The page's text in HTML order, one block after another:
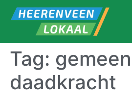
Tag:
daadkracht